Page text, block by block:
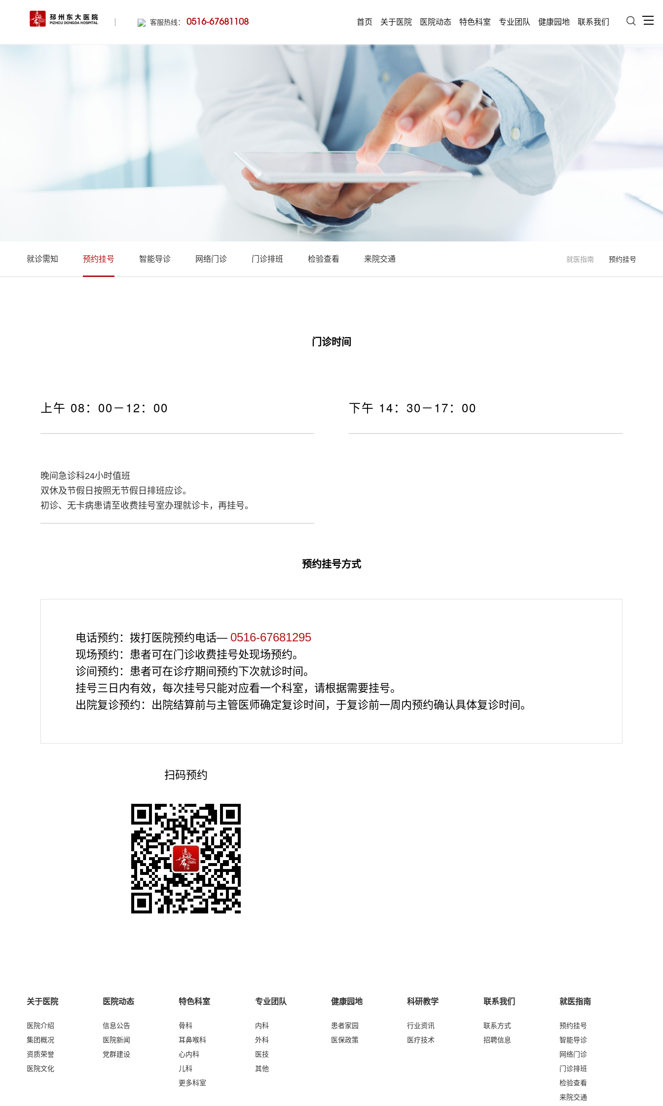
客服热线： 0516-67681108 
首页 关于医院 医院动态 特色科室 专业团队 健康园地 联系我们
就诊需知 预约挂号 智能导诊 网络门诊 门诊排班 检验查看 来院交通 就医指南 预约挂号
门诊时间
上午 08：00－12：00 下午 14：30－17：00
晚间急诊科24小时值班
双休及节假日按照无节假日排班应诊。
初诊、无卡病患请至收费挂号室办理就诊卡，再挂号。
预约挂号方式
电话预约：拨打医院预约电话— 0516-67681295
现场预约：患者可在门诊收费挂号处现场预约。
诊间预约：患者可在诊疗期间预约下次就诊时间。
挂号三日内有效，每次挂号只能对应看一个科室，请根据需要挂号。
出院复诊预约：出院结算前与主管医师确定复诊时间，于复诊前一周内预约确认具体复诊时间。
扫码预约
关于医院
医院介绍
集团概况
资质荣誉
医院文化
医院动态
信息公告
医院新闻
党群建设
特色科室
骨科
耳鼻喉科
心内科
儿科
更多科室
专业团队
内科
外科
医技
其他
健康园地
患者家园
医保政策
科研教学
行业资讯
医疗技术
联系我们
联系方式
招聘信息
就医指南
预约挂号
智能导诊
网络门诊
门诊排班
检验查看
来院交通